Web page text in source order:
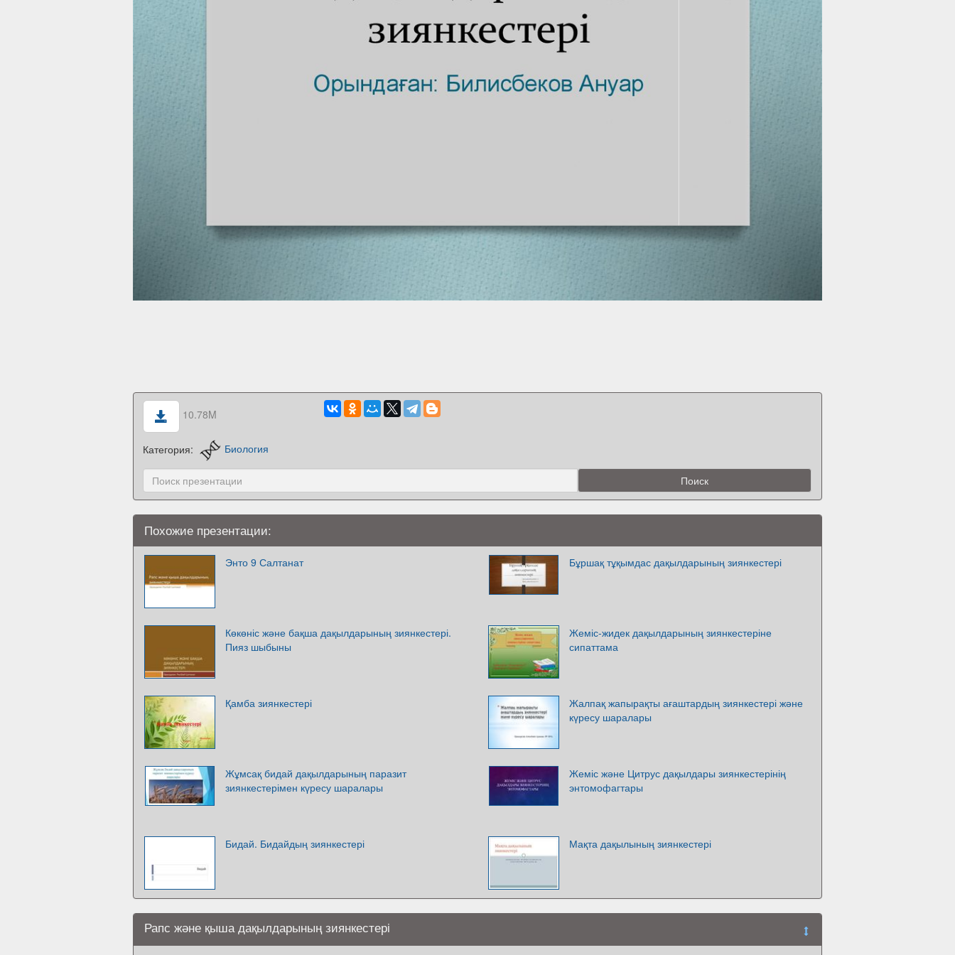
10.78M
Категория: Биология
Похожие презентации:
Энто 9 Салтанат Бұршақ тұқымдас дақылдарының зиянкестері
Көкөніс және бақша дақылдарының зиянкестері.
Пияз шыбыны
Жеміс-жидек дақылдарының зиянкестеріне
сипаттама
Қамба зиянкестері
Жалпақ жапырақты ағаштардың зиянкестері және
күресу шаралары
Жұмсақ бидай дақылдарының паразит
зиянкестерімен күресу шаралары
Жеміс және Цитрус дақылдары зиянкестерінің
энтомофагтары
Бидай. Бидайдың зиянкестері Мақта дақылының зиянкестері
Рапс және қыша дақылдарының зиянкестері